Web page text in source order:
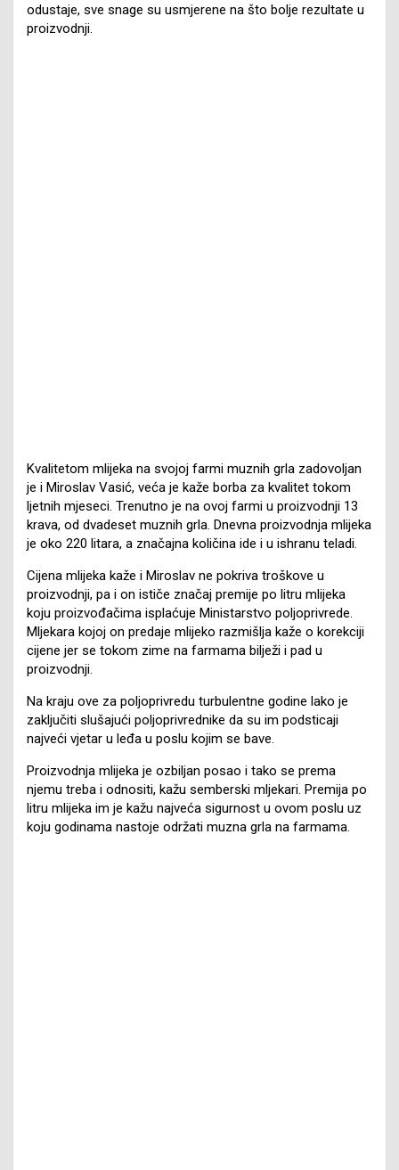
odustaje, sve snage su usmjerene na što bolje rezultate u
proizvodnji.
Kvalitetom mlijeka na svojoj farmi muznih grla zadovoljan
je i Miroslav Vasić, veća je kaže borba za kvalitet tokom
ljetnih mjeseci. Trenutno je na ovoj farmi u proizvodnji 13
krava, od dvadeset muznih grla. Dnevna proizvodnja mlijeka
je oko 220 litara, a značajna količina ide i u ishranu teladi.
Cijena mlijeka kaže i Miroslav ne pokriva troškove u
proizvodnji, pa i on ističe značaj premije po litru mlijeka
koju proizvođačima isplaćuje Ministarstvo poljoprivrede.
Mljekara kojoj on predaje mlijeko razmišlja kaže o korekciji
cijene jer se tokom zime na farmama bilježi i pad u
proizvodnji.
Na kraju ove za poljoprivredu turbulentne godine lako je
zaključiti slušajući poljoprivrednike da su im podsticaji
najveći vjetar u leđa u poslu kojim se bave.
Proizvodnja mlijeka je ozbiljan posao i tako se prema
njemu treba i odnositi, kažu semberski mljekari. Premija po
litru mlijeka im je kažu najveća sigurnost u ovom poslu uz
koju godinama nastoje održati muzna grla na farmama.